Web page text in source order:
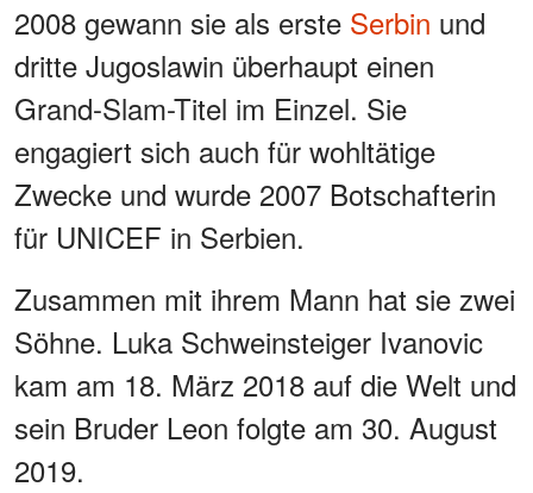
2008 gewann sie als erste Serbin und
dritte Jugoslawin überhaupt einen
Grand-Slam-Titel im Einzel. Sie
engagiert sich auch für wohltätige
Zwecke und wurde 2007 Botschafterin
für UNICEF in Serbien.
Zusammen mit ihrem Mann hat sie zwei
Söhne. Luka Schweinsteiger Ivanovic
kam am 18. März 2018 auf die Welt und
sein Bruder Leon folgte am 30. August
2019.